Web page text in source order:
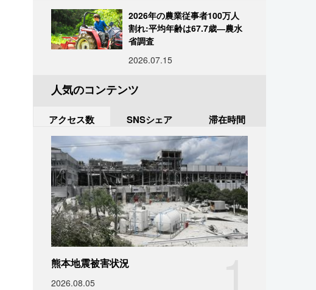
2026年の農業従事者100万人
割れ:平均年齢は67.7歳―農水
省調査
2026.07.15
人気のコンテンツ
アクセス数 SNSシェア 滞在時間
熊本地震被害状況
2026.08.05